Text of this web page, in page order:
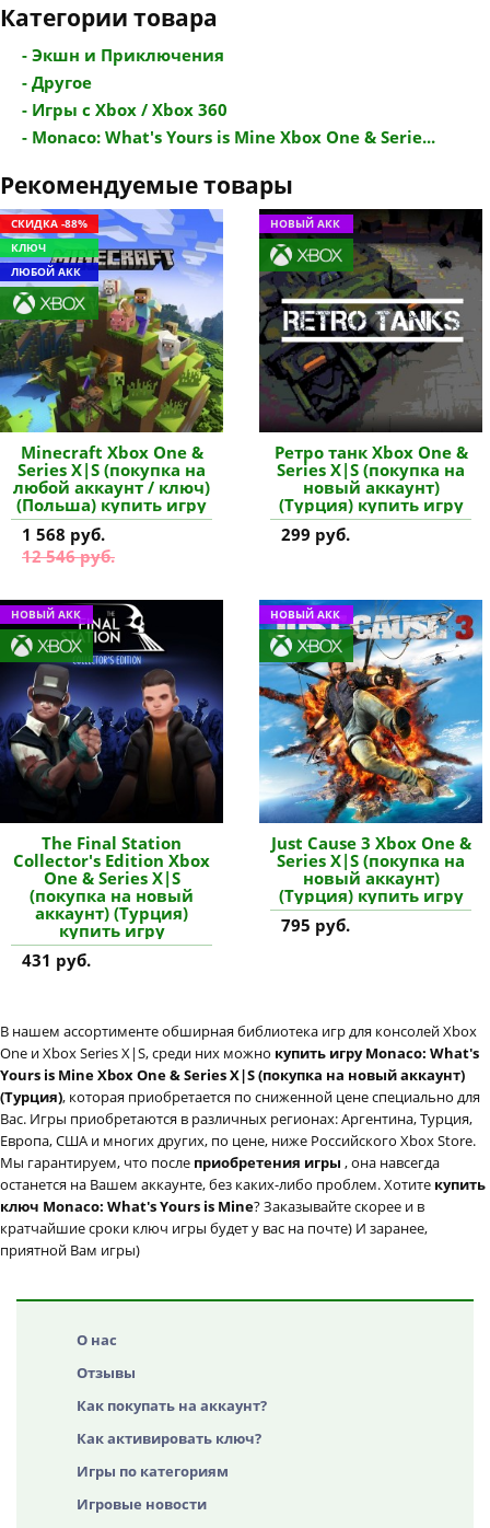
Категории товара
- Экшн и Приключения
- Другое
- Игры с Xbox / Xbox 360
- Monaco: What's Yours is Mine Xbox One & Serie...
Рекомендуемые товары
СКИДКА -88%
КЛЮЧ
ЛЮБОЙ АКК
Minecraft Xbox One &
Series X|S (покупка на
любой аккаунт / ключ)
(Польша) купить игру
1 568 руб.
12 546 руб.
НОВЫЙ АКК
Ретро танк Xbox One &
Series X|S (покупка на
новый аккаунт)
(Турция) купить игру
299 руб.
НОВЫЙ АКК
The Final Station
Collector's Edition Xbox
One & Series X|S
(покупка на новый
аккаунт) (Турция)
купить игру
431 руб.
НОВЫЙ АКК
Just Cause 3 Xbox One &
Series X|S (покупка на
новый аккаунт)
(Турция) купить игру
795 руб.
В нашем ассортименте обширная библиотека игр для консолей Xbox
One и Xbox Series X|S, среди них можно купить игру Monaco: What's
Yours is Mine Xbox One & Series X|S (покупка на новый аккаунт)
(Турция), которая приобретается по сниженной цене специально для
Вас. Игры приобретаются в различных регионах: Аргентина, Турция,
Европа, США и многих других, по цене, ниже Российского Xbox Store.
Мы гарантируем, что после приобретения игры , она навсегда
останется на Вашем аккаунте, без каких-либо проблем. Хотите купить
ключ Monaco: What's Yours is Mine? Заказывайте скорее и в
кратчайшие сроки ключ игры будет у вас на почте) И заранее,
приятной Вам игры)
О нас
Отзывы
Как покупать на аккаунт?
Как активировать ключ?
Игры по категориям
Игровые новости